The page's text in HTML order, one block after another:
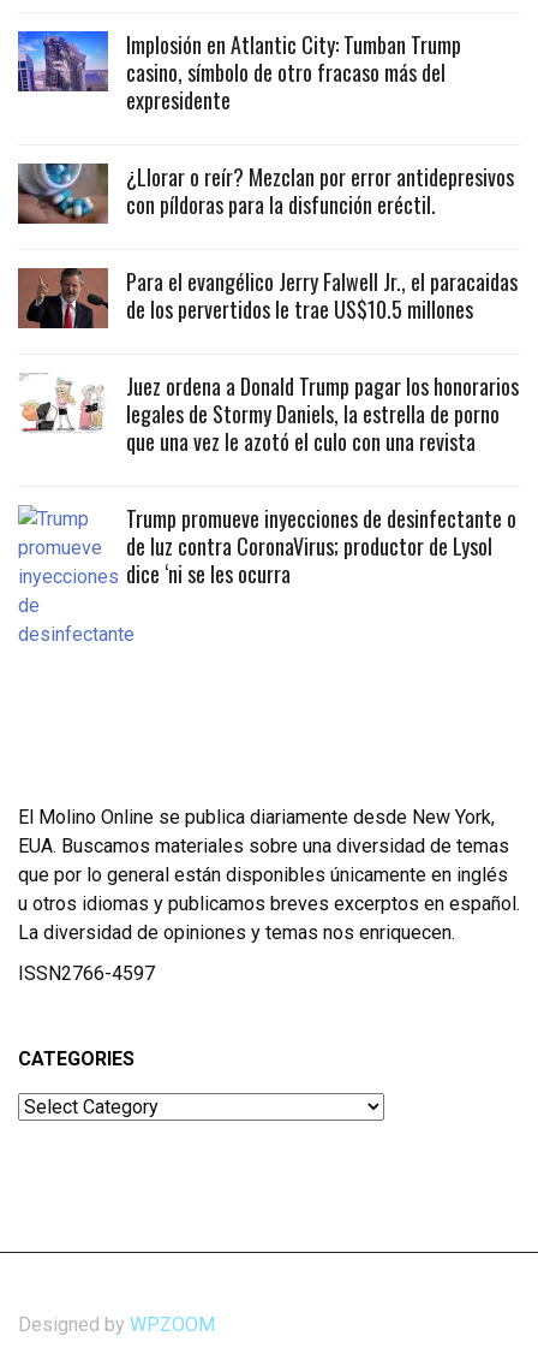
Implosión en Atlantic City: Tumban Trump
casino, símbolo de otro fracaso más del
expresidente
¿Llorar o reír? Mezclan por error antidepresivos
con píldoras para la disfunción eréctil.
Para el evangélico Jerry Falwell Jr., el paracaidas
de los pervertidos le trae US$10.5 millones
Juez ordena a Donald Trump pagar los honorarios
legales de Stormy Daniels, la estrella de porno
que una vez le azotó el culo con una revista
Trump promueve inyecciones de desinfectante o
de luz contra CoronaVirus; productor de Lysol
dice ‘ni se les ocurra
El Molino Online se publica diariamente desde New York,
EUA. Buscamos materiales sobre una diversidad de temas
que por lo general están disponibles únicamente en inglés
u otros idiomas y publicamos breves excerptos en español.
La diversidad de opiniones y temas nos enriquecen.
ISSN2766-4597
CATEGORIES
Categories
Designed by WPZOOM